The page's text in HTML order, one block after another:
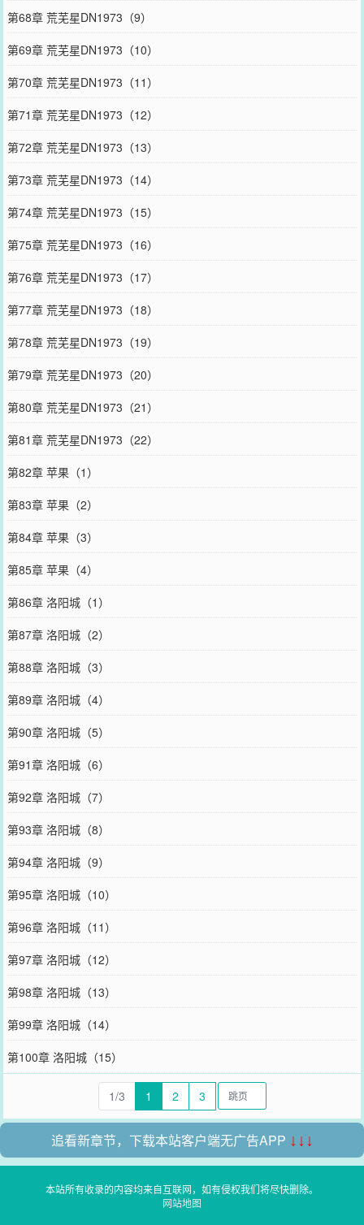
第68章 荒芜星DN1973（9）
第69章 荒芜星DN1973（10）
第70章 荒芜星DN1973（11）
第71章 荒芜星DN1973（12）
第72章 荒芜星DN1973（13）
第73章 荒芜星DN1973（14）
第74章 荒芜星DN1973（15）
第75章 荒芜星DN1973（16）
第76章 荒芜星DN1973（17）
第77章 荒芜星DN1973（18）
第78章 荒芜星DN1973（19）
第79章 荒芜星DN1973（20）
第80章 荒芜星DN1973（21）
第81章 荒芜星DN1973（22）
第82章 苹果（1）
第83章 苹果（2）
第84章 苹果（3）
第85章 苹果（4）
第86章 洛阳城（1）
第87章 洛阳城（2）
第88章 洛阳城（3）
第89章 洛阳城（4）
第90章 洛阳城（5）
第91章 洛阳城（6）
第92章 洛阳城（7）
第93章 洛阳城（8）
第94章 洛阳城（9）
第95章 洛阳城（10）
第96章 洛阳城（11）
第97章 洛阳城（12）
第98章 洛阳城（13）
第99章 洛阳城（14）
第100章 洛阳城（15）
1/3 1 2 3
追看新章节，下载本站客户端无广告APP ↓↓↓
本站所有收录的内容均来自互联网，如有侵权我们将尽快删除。
网站地图